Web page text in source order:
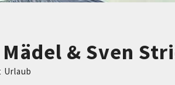
& Sven
Urlaub